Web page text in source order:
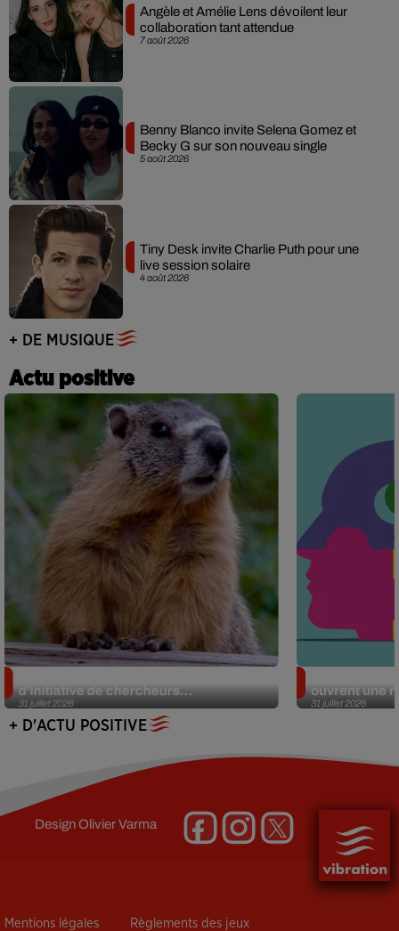
7 août 2026
Angèle et Amélie Lens dévoilent leur
collaboration tant attendue
5 août 2026
Benny Blanco invite Selena Gomez et
Becky G sur son nouveau single
4 août 2026
Tiny Desk invite Charlie Puth pour une
live session solaire
+ DE MUSIQUE
Actu positive
31 juillet 2026
d’initiative de chercheurs...
31 juillet 2026
ouvrent une
+ D'ACTU POSITIVE
DesignOlivier Varma
Mentions légales Règlements des jeux